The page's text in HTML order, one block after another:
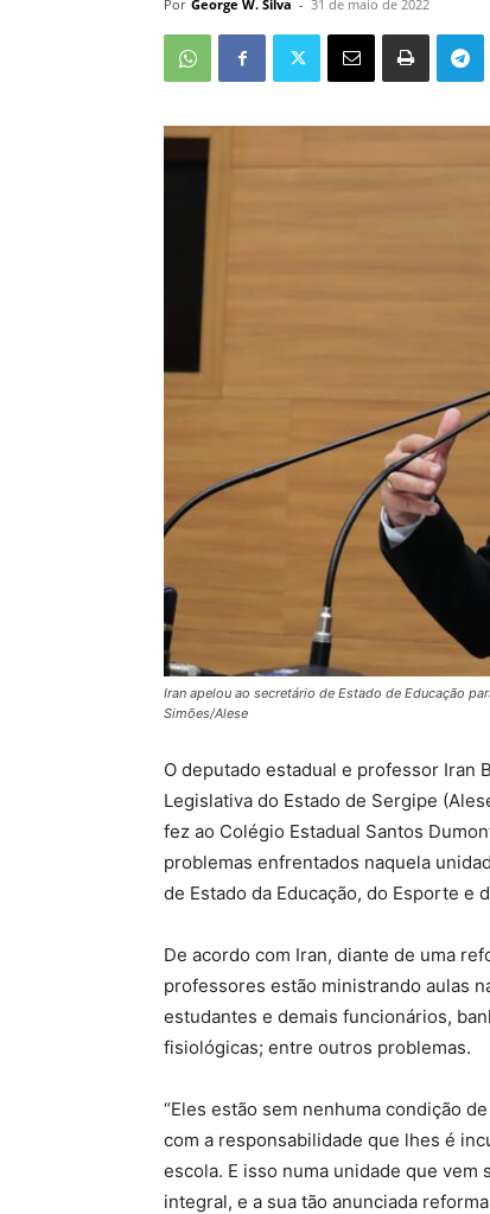
Por George W. Silva - 31 de maio de 2022
Iran apelou ao secretário de Estado de Educação
Simões/Alese
O deputado estadual e professor Iran
Legislativa do Estado de Sergipe
fez ao Colégio Estadual Santos
problemas enfrentados naquela
de Estado da Educação, do Esporte e
De acordo com Iran, diante de uma
professores estão ministrando aulas
estudantes e demais funcionários,
fisiológicas; entre outros problemas.
“Eles estão sem nenhuma condição
com a responsabilidade que lhes é
escola. E isso numa unidade que
integral, e a sua tão anunciada